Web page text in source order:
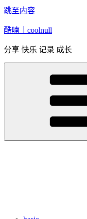
跳至内容
酷喃｜coolnull
分享 快乐 记录 成长